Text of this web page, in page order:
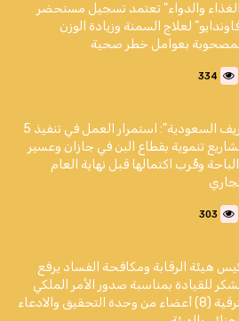
والدواء" تعتمد تسجيل مستحضر
لعلاج السمنة وزيادة الوزن
بعوامل خطر صحية
334
"ريف السعودية": استمرار العمل في تنفيذ 5
تنموية بقطاع البن في جازان وعسير
وقُرب اكتمالها قبل نهاية العام
303
هيئة الرقابة ومكافحة الفساد يرفع
للقيادة بمناسبة صدور الأمر الملكي
بترقية (8) أعضاء من وحدة التحقيق والادعاء